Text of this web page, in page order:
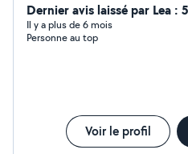
extrêmement soigné .
n'hésitez Pas de me
pas c'est que j'ai épuisé mes
Dernier avis laissé par Lea :
Il y a plus de 6 mois
Personne au top
Voir le profil